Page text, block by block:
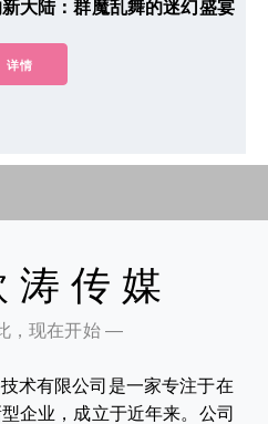
大陆：群魔乱舞的迷幻盛宴
详情
涛传媒
，现在开始 —
术有限公司是一家专注于在
企业，成立于近年来。公司